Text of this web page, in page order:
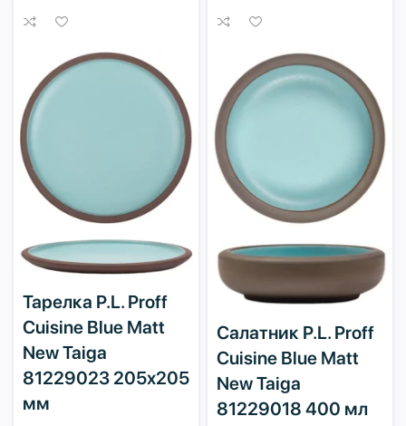
Тарелка P.L. Proff
Cuisine Blue Matt
New Taiga
81229023 205х205
мм
Салатник P.L. Proff
Cuisine Blue Matt
New Taiga
81229018 400 мл